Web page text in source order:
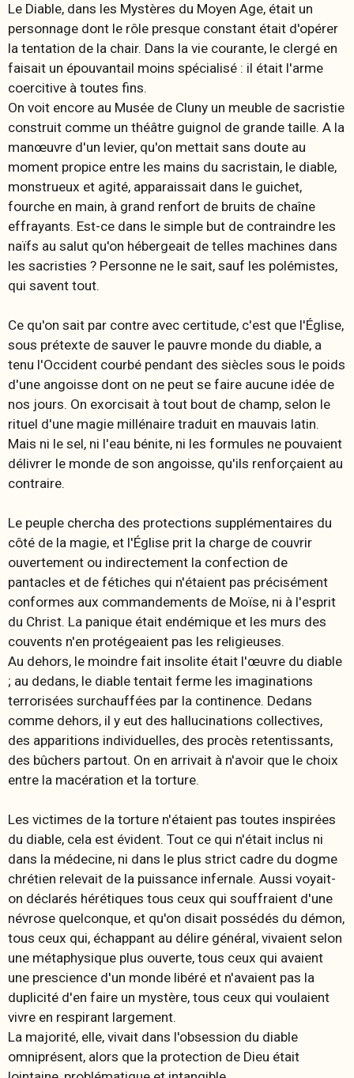
Le Diable, dans les Mystères du Moyen Age, était un
personnage dont le rôle presque constant était d'opérer
la tentation de la chair. Dans la vie courante, le clergé en
faisait un épouvantail moins spécialisé : il était l'arme
coercitive à toutes fins.
On voit encore au Musée de Cluny un meuble de sacristie
construit comme un théâtre guignol de grande taille. A la
manœuvre d'un levier, qu'on mettait sans doute au
moment propice entre les mains du sacristain, le diable,
monstrueux et agité, apparaissait dans le guichet,
fourche en main, à grand renfort de bruits de chaîne
effrayants. Est-ce dans le simple but de contraindre les
naïfs au salut qu'on hébergeait de telles machines dans
les sacristies ? Personne ne le sait, sauf les polémistes,
qui savent tout.
Ce qu'on sait par contre avec certitude, c'est que l'Église,
sous prétexte de sauver le pauvre monde du diable, a
tenu l'Occident courbé pendant des siècles sous le poids
d'une angoisse dont on ne peut se faire aucune idée de
nos jours. On exorcisait à tout bout de champ, selon le
rituel d'une magie millénaire traduit en mauvais latin.
Mais ni le sel, ni l'eau bénite, ni les formules ne pouvaient
délivrer le monde de son angoisse, qu'ils renforçaient au
contraire.
Le peuple chercha des protections supplémentaires du
côté de la magie, et l'Église prit la charge de couvrir
ouvertement ou indirectement la confection de
pantacles et de fétiches qui n'étaient pas précisément
conformes aux commandements de Moïse, ni à l'esprit
du Christ. La panique était endémique et les murs des
couvents n'en protégeaient pas les religieuses.
Au dehors, le moindre fait insolite était l'œuvre du diable
; au dedans, le diable tentait ferme les imaginations
terrorisées surchauffées par la continence. Dedans
comme dehors, il y eut des hallucinations collectives,
des apparitions individuelles, des procès retentissants,
des bûchers partout. On en arrivait à n'avoir que le choix
entre la macération et la torture.
Les victimes de la torture n'étaient pas toutes inspirées
du diable, cela est évident. Tout ce qui n'était inclus ni
dans la médecine, ni dans le plus strict cadre du dogme
chrétien relevait de la puissance infernale. Aussi voyait-
on déclarés hérétiques tous ceux qui souffraient d'une
névrose quelconque, et qu'on disait possédés du démon,
tous ceux qui, échappant au délire général, vivaient selon
une métaphysique plus ouverte, tous ceux qui avaient
une prescience d'un monde libéré et n'avaient pas la
duplicité d'en faire un mystère, tous ceux qui voulaient
vivre en respirant largement.
La majorité, elle, vivait dans l'obsession du diable
omniprésent, alors que la protection de Dieu était